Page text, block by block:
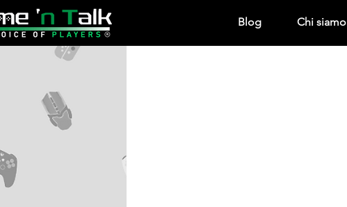
Blog Chi siamo